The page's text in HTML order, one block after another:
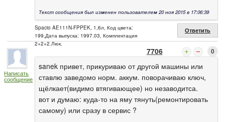
Текст сообщения был изменен пользователем 20 ноя 2015 в 17:06:39
Spacio AE111N-FPPEK, 1,6л, Код цвета:
199,Дата выпуска: 1997.03, Комплектация
2+2+2.Люк.
Ответить
Написать
сообщение
7706 0
sanek привет, прикуриваю от другой машины или
ставлю заведомо норм. аккум. поворачиваю ключ,
щёлкает(видимо втягивающее) но незаводитса.
вот и думаю: куда-то на яму тянуть(ремонтировать
самому) или сразу в сервис ?